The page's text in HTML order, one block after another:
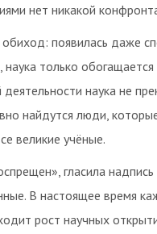
нет никакой
появилась даже
только
наука не
найдутся люди,
великие учёные.
гласила
В настоящее время
рост научных